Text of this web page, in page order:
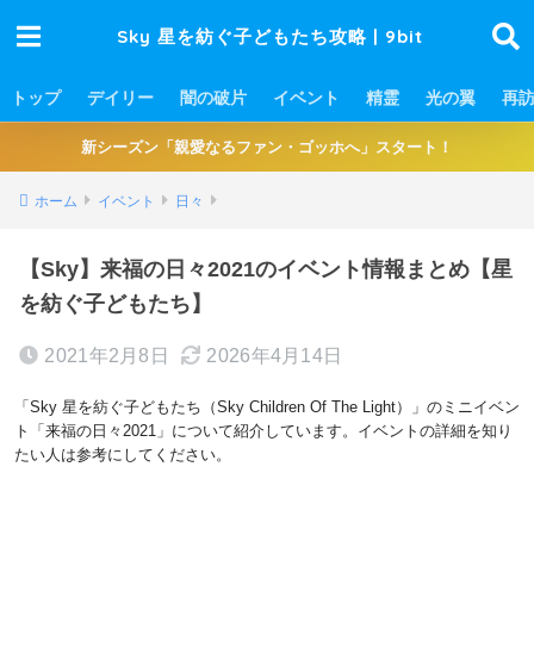
Sky 星を紡ぐ子どもたち攻略 | 9bit
トップ デイリー 闇の破片 イベント 精霊 光の翼 再訪
新シーズン「親愛なるファン・ゴッホへ」スタート！
ホーム イベント 日々
【Sky】来福の日々2021のイベント情報まとめ【星
を紡ぐ子どもたち】
2021年2月8日 2026年4月14日
「Sky 星を紡ぐ子どもたち（Sky Children Of The Light）」のミニイベン
ト「来福の日々2021」について紹介しています。イベントの詳細を知り
たい人は参考にしてください。